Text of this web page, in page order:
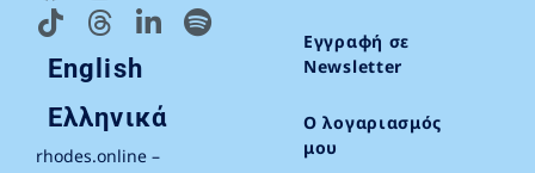
English
Ελληνικά
rhodes.online –
Εγγραφή σε
Newsletter
Ο λογαριασμός
μου